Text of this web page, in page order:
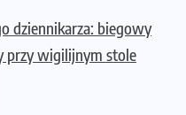
dziennikarza: biegowy
przy wigilijnym stole